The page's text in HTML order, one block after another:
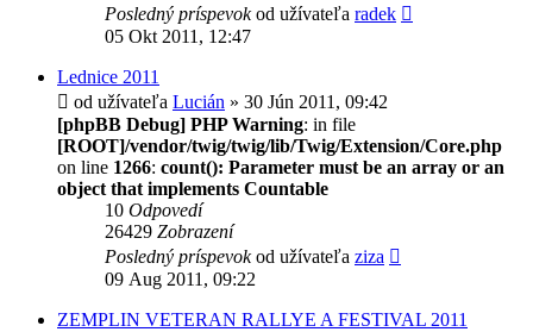
Posledný príspevokod užívateľa radek
05 Okt 2011, 12:47
Lednice 2011
od užívateľa Lucián » 30 Jún 2011, 09:42
[phpBB Debug] PHP Warning: in file
[ROOT]/vendor/twig/twig/lib/Twig/Extension/Core.php
on line 1266: count(): Parameter must be an array or an
object that implements Countable
10 Odpovedí
26429 Zobrazení
Posledný príspevokod užívateľa ziza
09 Aug 2011, 09:22
ZEMPLIN VETERAN RALLYE A FESTIVAL 2011